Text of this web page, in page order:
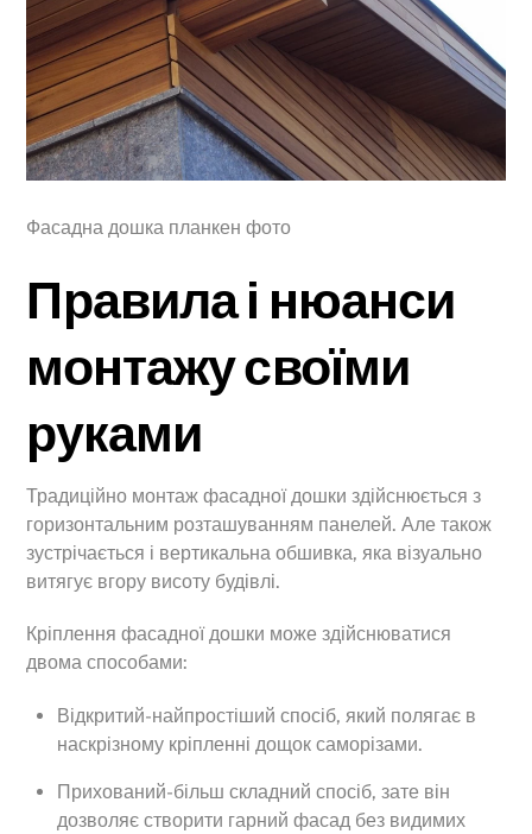
Фасадна дошка планкен фото
Правила і нюанси
монтажу своїми
руками
Традиційно монтаж фасадної дошки здійснюється з
горизонтальним розташуванням панелей. Але також
зустрічається і вертикальна обшивка, яка візуально
витягує вгору висоту будівлі.
Кріплення фасадної дошки може здійснюватися
двома способами:
Відкритий-найпростіший спосіб, який полягає в
наскрізному кріпленні дощок саморізами.
Прихований-більш складний спосіб, зате він
дозволяє створити гарний фасад без видимих